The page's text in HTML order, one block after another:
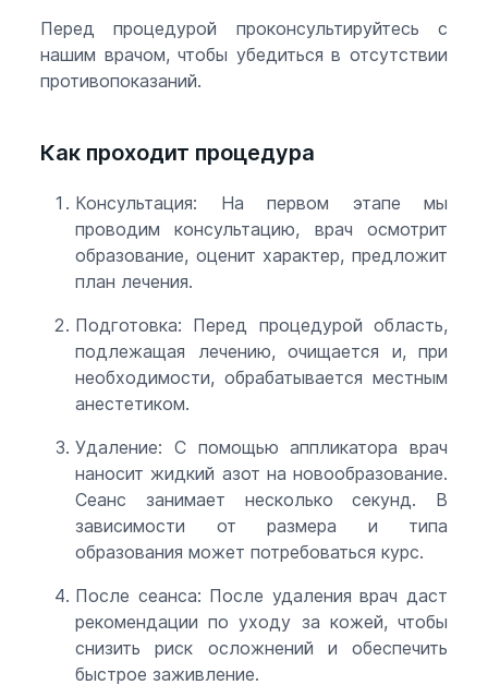
Перед процедурой проконсультируйтесь с
нашим врачом, чтобы убедиться в отсутствии
противопоказаний.
Как проходит процедура
Консультация: На первом этапе мы
проводим консультацию, врач осмотрит
образование, оценит характер, предложит
план лечения.
Подготовка: Перед процедурой область,
подлежащая лечению, очищается и, при
необходимости, обрабатывается местным
анестетиком.
Удаление: С помощью аппликатора врач
наносит жидкий азот на новообразование.
Сеанс занимает несколько секунд. В
зависимости от размера и типа
образования может потребоваться курс.
После сеанса: После удаления врач даст
рекомендации по уходу за кожей, чтобы
снизить риск осложнений и обеспечить
быстрое заживление.